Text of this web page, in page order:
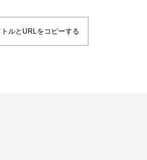
ルとURLをコピーする